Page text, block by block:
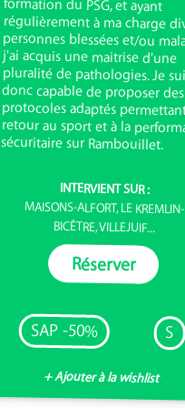
sécuritaire sur Rambouillet.
INTERVIENT SUR :
MAISONS-ALFORT, LE KREMLIN-
BICÊTRE, VILLEJUIF...
Réserver
SAP -50% S
+ Ajouter à la wishlist